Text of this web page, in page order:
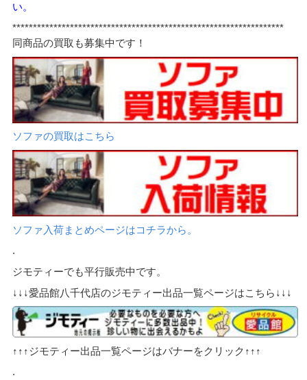
い。
******************************************************************
同商品の買取も募集中です！
ソファの買取はこちら
ソファ入荷まとめページはコチラから。
.
ジモティーでも平行販売中です。
↓↓↓愛品館八千代店のジモティー出品一覧ページはこちら↓↓↓
↑↑↑ジモティー出品一覧ページはバナーをクリック↑↑↑
.